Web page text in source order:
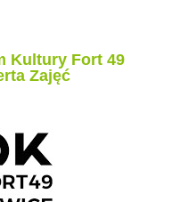
Kultury Fort 49
Zajęć